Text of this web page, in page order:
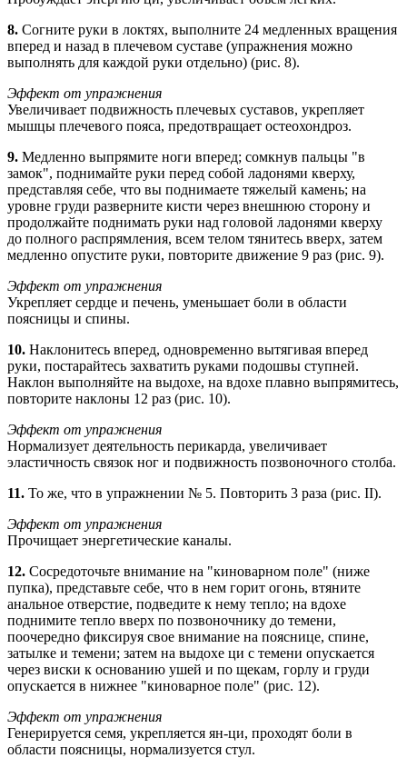
8. Согните руки в локтях, выполните 24 медленных вращения
вперед и назад в плечевом суставе (упражнения можно
выполнять для каждой руки отдельно) (рис. 8).
Эффект от упражнения
Увеличивает подвижность плечевых суставов, укрепляет
мышцы плечевого пояса, предотвращает остеохондроз.
9. Медленно выпрямите ноги вперед; сомкнув пальцы "в
замок", поднимайте руки перед собой ладонями кверху,
представляя себе, что вы поднимаете тяжелый камень; на
уровне груди разверните кисти через внешнюю сторону и
продолжайте поднимать руки над головой ладонями кверху
до полного распрямления, всем телом тянитесь вверх, затем
медленно опустите руки, повторите движение 9 раз (рис. 9).
Эффект от упражнения
Укрепляет сердце и печень, уменьшает боли в области
поясницы и спины.
10. Наклонитесь вперед, одновременно вытягивая вперед
руки, постарайтесь захватить руками подошвы ступней.
Наклон выполняйте на выдохе, на вдохе плавно выпрямитесь,
повторите наклоны 12 раз (рис. 10).
Эффект от упражнения
Нормализует деятельность перикарда, увеличивает
эластичность связок ног и подвижность позвоночного столба.
11. То же, что в упражнении № 5. Повторить 3 раза (рис. II).
Эффект от упражнения
Прочищает энергетические каналы.
12. Сосредоточьте внимание на "киноварном поле" (ниже
пупка), представьте себе, что в нем горит огонь, втяните
анальное отверстие, подведите к нему тепло; на вдохе
поднимите тепло вверх по позвоночнику до темени,
поочередно фиксируя свое внимание на пояснице, спине,
затылке и темени; затем на выдохе ци с темени опускается
через виски к основанию ушей и по щекам, горлу и груди
опускается в нижнее "киноварное поле" (рис. 12).
Эффект от упражнения
Генерируется семя, укрепляется ян-ци, проходят боли в
области поясницы, нормализуется стул.